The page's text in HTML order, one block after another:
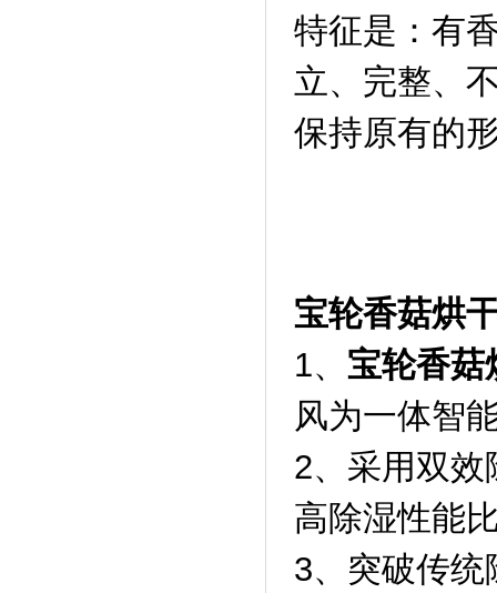
特征是：有
立、完整、
保持原有的
宝轮香菇烘
1、 宝轮香菇
风为一体智
2、采用双
高除湿性能
3、突破传